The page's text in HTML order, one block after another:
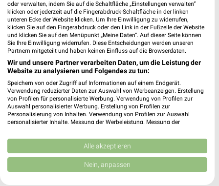
Noch mehr Angebote in
der weekli App!
Jetzt kostenlos laden
Prospekte App für iOS
Kostenlos im App Store erhältlich
oder verwalten, indem Sie auf die Schaltfläche „Einstellungen verwalten“
klicken oder jederzeit auf die Fingerabdruck-Schaltfläche in der linken
unteren Ecke der Website klicken. Um Ihre Einwilligung zu widerrufen,
klicken Sie auf den Fingerabdruck oder den Link in der Fußzeile der Website
und klicken Sie auf den Menüpunkt „Meine Daten“. Auf dieser Seite können
Sie Ihre Einwilligung widerrufen. Diese Entscheidungen werden unseren
Partnern mitgeteilt und haben keinen Einfluss auf die Browserdaten.
Wir und unsere Partner verarbeiten Daten, um die Leistung der
Website zu analysieren und Folgendes zu tun:
Speichern von oder Zugriff auf Informationen auf einem Endgerät.
Verwendung reduzierter Daten zur Auswahl von Werbeanzeigen. Erstellung
von Profilen für personalisierte Werbung. Verwendung von Profilen zur
Auswahl personalisierter Werbung. Erstellung von Profilen zur
Personalisierung von Inhalten. Verwendung von Profilen zur Auswahl
personalisierter Inhalte. Messung der Werbeleistung. Messung der
Kombinationen von Daten aus verschiedenen Quellen. Entwicklung und
Verbesserung der Angebote. Verwendung reduzierter Daten zur Auswahl
von Inhalten.
Daten können außerhalb der Europäischen Union weitergegeben und in die
USA gesendet werden.
Alle akzeptieren
Nein, anpassen